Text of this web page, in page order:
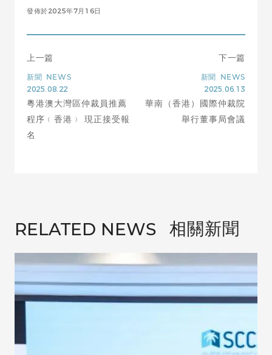
發佈於2025年7月16日
上一篇
新聞 NEWS
2025.08.22
粵港澳大灣區仲裁員推薦
程序﹙香港﹚ 現正接受報
名
下一篇
新聞
NEWS
2025.06.13
華南（香港）國際仲裁院
舉行董事局會議
RELATED NEWS 相關新聞